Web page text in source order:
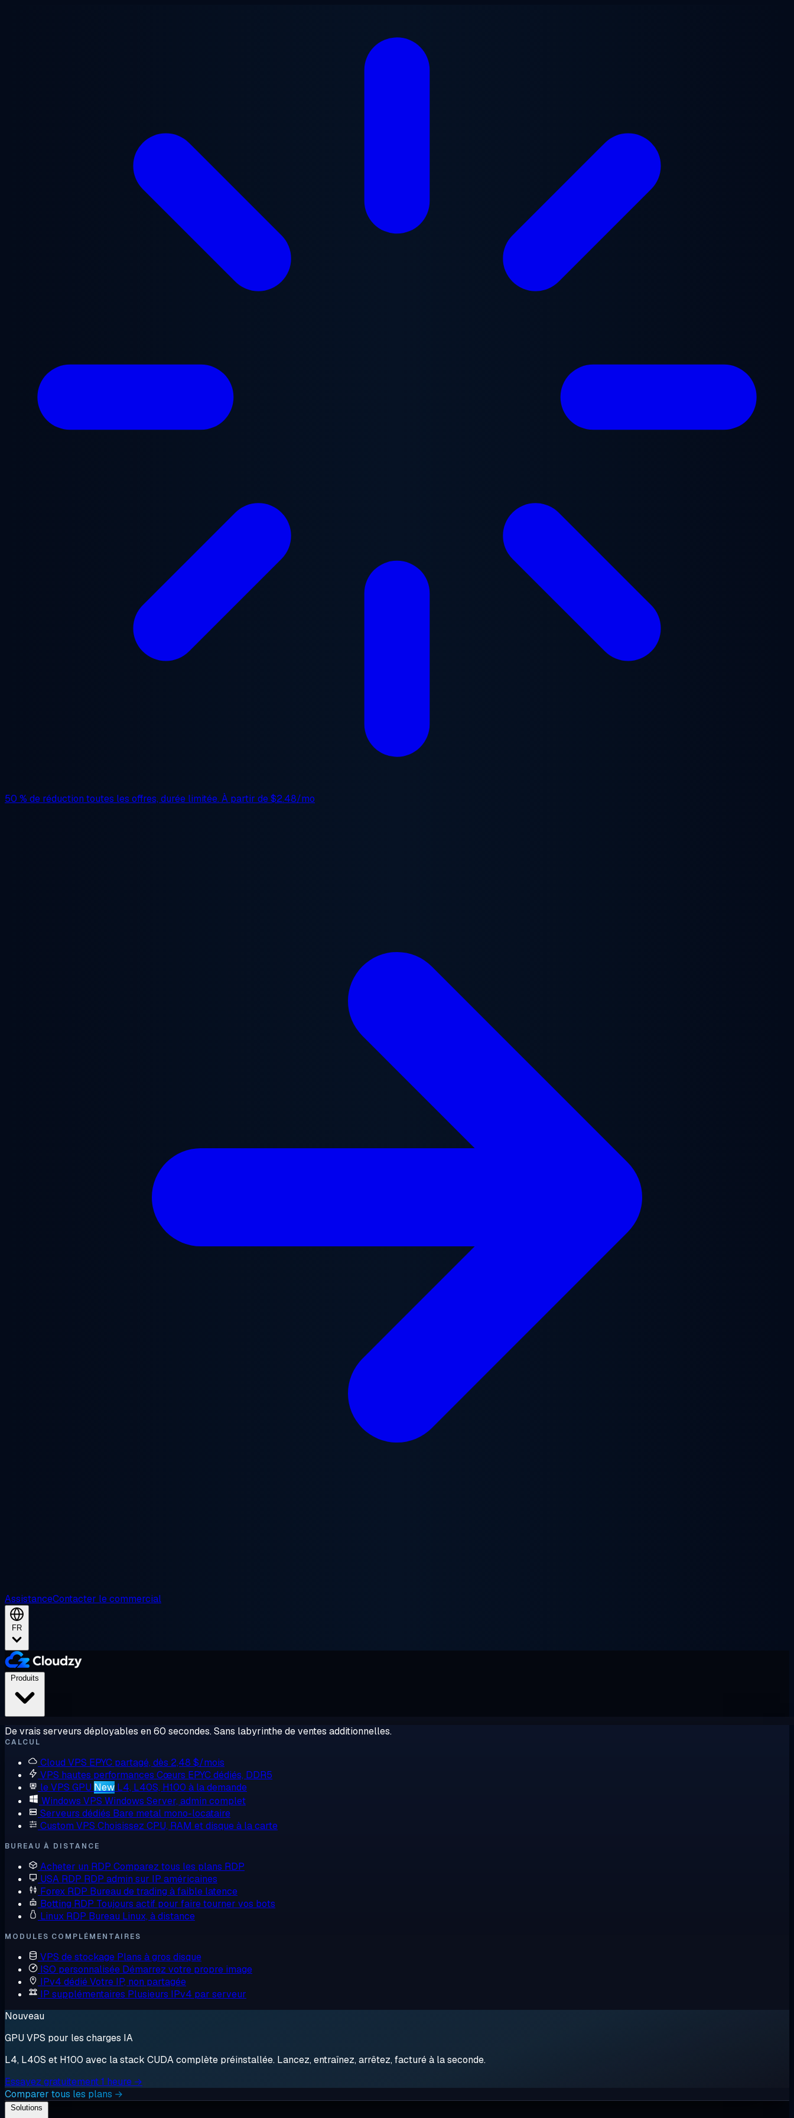
50 % de réduction toutes les offres, durée limitée. À partir de$2.48/mo
AssistanceContacter le commercial
FR
De vrais serveurs déployables en 60 secondes. Sans labyrinthe de ventes additionnelles.
CALCUL
Cloud VPS EPYC partagé, dès 2,48 $/mois
VPS hautes performances Cœurs EPYC dédiés, DDR5
le VPS GPU New L4, L40S, H100 à la demande
Windows VPS Windows Server, admin complet
Serveurs dédiés Bare metal mono-locataire
Custom VPS Choisissez CPU, RAM et disque à la carte
BUREAU À DISTANCE
Acheter un RDP Comparez tous les plans RDP
USA RDP RDP admin sur IP américaines
Forex RDP Bureau de trading à faible latence
Botting RDP Toujours actif pour faire tourner vos bots
Linux RDP Bureau Linux, à distance
MODULES COMPLÉMENTAIRES
VPS de stockage Plans à gros disque
ISO personnalisée Démarrez votre propre image
IPv4 dédiéVotre IP, non partagée
IP supplémentaires Plusieurs IPv4 par serveur
Nouveau
GPU VPS pour les charges IA
L4, L40S et H100 avec la stack CUDA complète préinstallée. Lancez, entraînez, arrêtez, facturé à la seconde.
Essayez gratuitement 1 heure →
Comparer tous les plans →